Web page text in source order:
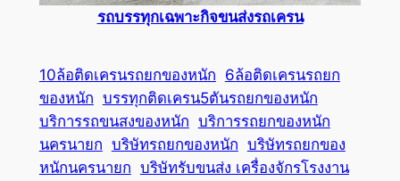
รถบรรทุกเฉพาะกิจขนส่งรถเครน
10ล้อติดเครนรถยกของหนัก 6ล้อติดเครนรถยก
ของหนัก บรรทุกติดเครน5ตันรถยกของหนัก
บริการรถขนสงของหนัก บริการรถยกของหนัก
นครนายก บริษัทรถยกของหนัก บริษัทรถยกของ
หนักนครนายก บริษัทรับขนส่ง เครื่องจักรโรงงาน